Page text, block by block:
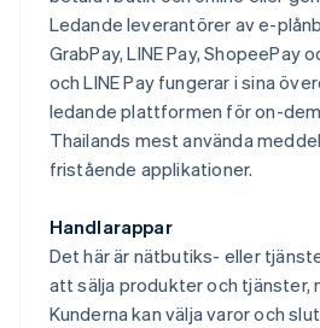
Ledande leverantörer av e-
GrabPay, LINE Pay, ShopeePay
och LINE Pay fungerar i sina
ledande plattformen för on-
Thailands mest använda
fristående applikationer.
Handlarappar
Det här är nätbutiks- eller
att sälja produkter och
Kunderna kan välja varor och